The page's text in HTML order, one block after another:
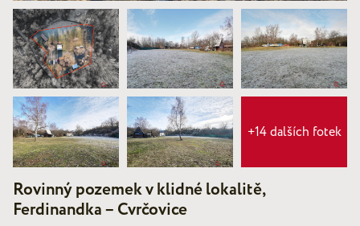
+14 dalších fotek
Rovinný pozemek v klidné lokalitě,
Ferdinandka – Cvrčovice